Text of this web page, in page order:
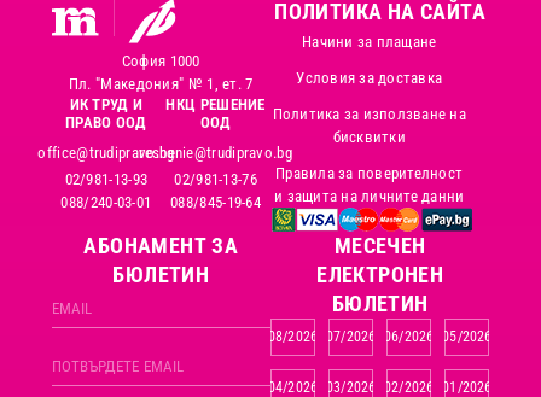
София 1000
Пл. "Македония" № 1, ет. 7
ИК ТРУД И
ПРАВО ООД
office@trudipravo.bg
02/981-13-93
088/240-03-01
НКЦ РЕШЕНИЕ
ООД
reshenie@trudipravo.bg
02/981-13-76
088/845-19-64
ПОЛИТИКА НА САЙТА
Начини за плащане
Условия за доставка
Политика за използване на
бисквитки
Правила за поверителност
и защита на личните данни
АБОНАМЕНТ ЗА
БЮЛЕТИН
MЕСЕЧЕН
ЕЛЕКТРОНЕН
БЮЛЕТИН
08/2026 07/2026 06/2026 05/2026
04/2026 03/2026 02/2026 01/2026